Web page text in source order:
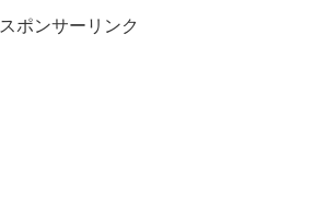
スポンサーリンク